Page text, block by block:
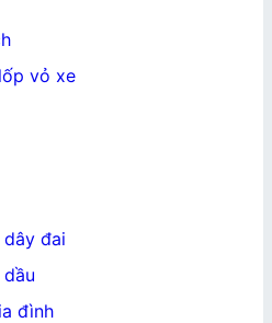
vỏ xe
đai
đình